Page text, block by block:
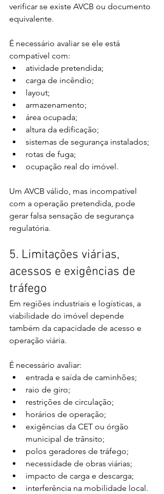
verificar se existe AVCB ou documento
equivalente.
É necessário avaliar se ele está
compatível com:
atividade pretendida;
carga de incêndio;
layout;
armazenamento;
área ocupada;
altura da edificação;
sistemas de segurança instalados;
rotas de fuga;
ocupação real do imóvel.
Um AVCB válido, mas incompatível
com a operação pretendida, pode
gerar falsa sensação de segurança
regulatória.
5. Limitações viárias,
acessos e exigências de
tráfego
Em regiões industriais e logísticas, a
viabilidade do imóvel depende
também da capacidade de acesso e
operação viária.
É necessário avaliar:
entrada e saída de caminhões;
raio de giro;
restrições de circulação;
horários de operação;
exigências da CET ou órgão
municipal de trânsito;
polos geradores de tráfego;
necessidade de obras viárias;
impacto de carga e descarga;
interferência na mobilidade local.